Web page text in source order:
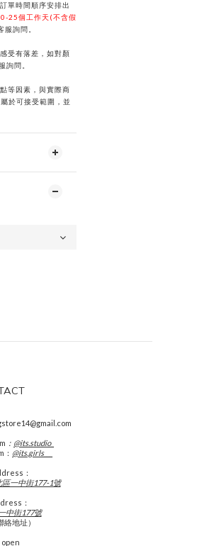
單時間順序安排出
25個工作天(不含假
服詢問。
受有落差，如對顏
詢問。
等因素，與實際商
於可接受範圍，並
： @its.studio_
@its.girls___
：
區一中街177-1號
：
中街177號
絡地址）